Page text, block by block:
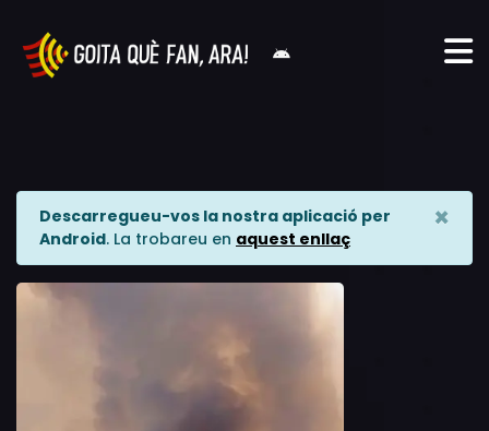
Descarregueu-vos la nostra aplicació per
Android. La trobareu en aquest enllaç
×